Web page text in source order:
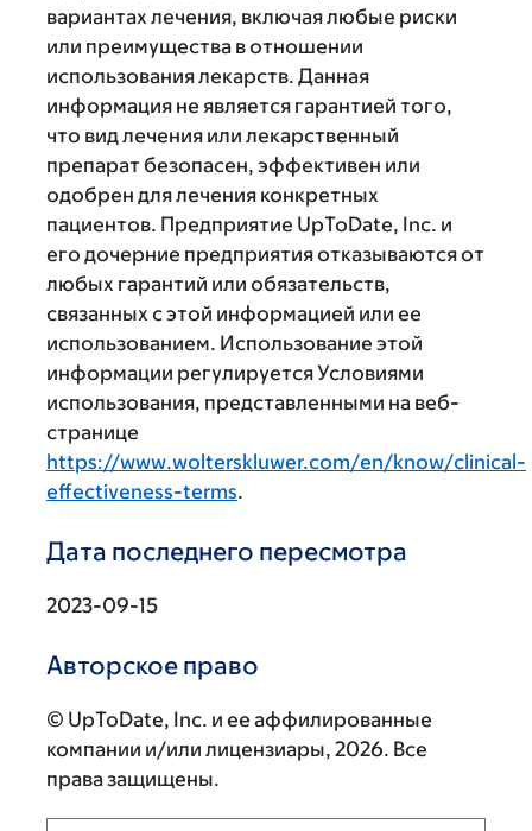
вариантах лечения, включая любые риски
или преимущества в отношении
использования лекарств. Данная
информация не является гарантией того,
что вид лечения или лекарственный
препарат безопасен, эффективен или
одобрен для лечения конкретных
пациентов. Предприятие UpToDate, Inc. и
его дочерние предприятия отказываются от
любых гарантий или обязательств,
связанных с этой информацией или ее
использованием. Использование этой
информации регулируется Условиями
использования, представленными на веб-
странице
https://www.wolterskluwer.com/en/know/clinical-
effectiveness-terms.
Дата последнего пересмотра
2023-09-15
Авторское право
© UpToDate, Inc. и ее аффилированные
компании и/или лицензиары, 2026. Все
права защищены.